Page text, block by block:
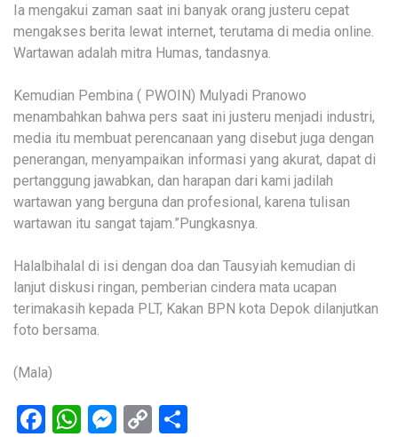
Ia mengakui zaman saat ini banyak orang justeru cepat
mengakses berita lewat internet, terutama di media online.
Wartawan adalah mitra Humas, tandasnya.
Kemudian Pembina ( PWOIN) Mulyadi Pranowo
menambahkan bahwa pers saat ini justeru menjadi industri,
media itu membuat perencanaan yang disebut juga dengan
penerangan, menyampaikan informasi yang akurat, dapat di
pertanggung jawabkan, dan harapan dari kami jadilah
wartawan yang berguna dan profesional, karena tulisan
wartawan itu sangat tajam.”Pungkasnya.
Halalbihalal di isi dengan doa dan Tausyiah kemudian di
lanjut diskusi ringan, pemberian cindera mata ucapan
terimakasih kepada PLT, Kakan BPN kota Depok dilanjutkan
foto bersama.
(Mala)
Facebook
WhatsApp
Messenger
Copy